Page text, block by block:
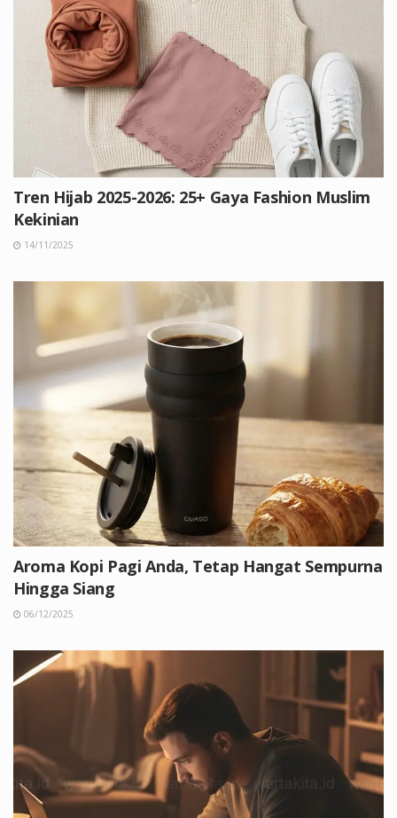
Tren Hijab 2025-2026: 25+ Gaya Fashion Muslim
Kekinian
14/11/2025
Aroma Kopi Pagi Anda, Tetap Hangat Sempurna
Hingga Siang
06/12/2025